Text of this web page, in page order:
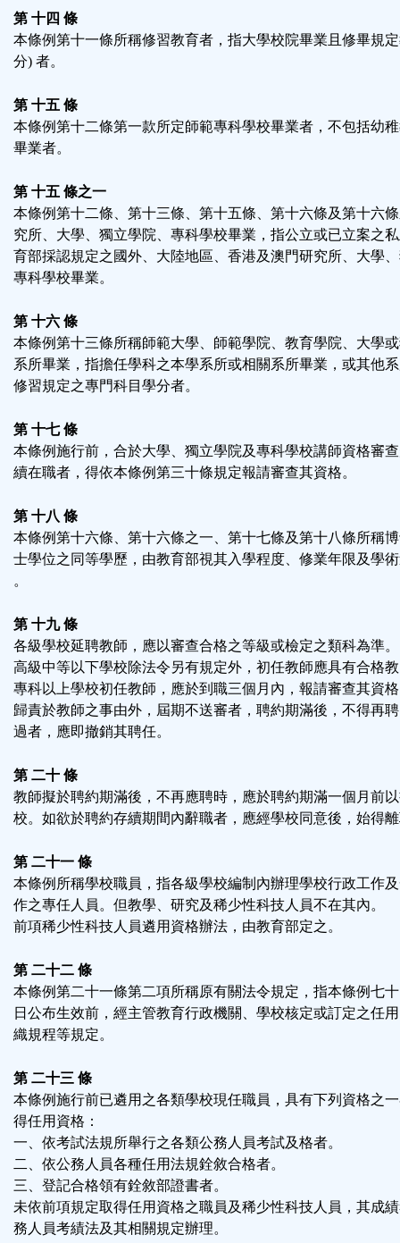
第 十四 條
本條例第十一條所稱修習教育者，指大學校院畢業且修畢規
分) 者。
第 十五 條
本條例第十二條第一款所定師範專科學校畢業者，不包括幼
畢業者。
第 十五 條之一
本條例第十二條、第十三條、第十五條、第十六條及第十六
究所、大學、獨立學院、專科學校畢業，指公立或已立案之
育部採認規定之國外、大陸地區、香港及澳門研究所、大學
專科學校畢業。
第 十六 條
本條例第十三條所稱師範大學、師範學院、教育學院、大學
系所畢業，指擔任學科之本學系所或相關系所畢業，或其他
修習規定之專門科目學分者。
第 十七 條
本條例施行前，合於大學、獨立學院及專科學校講師資格審
續在職者，得依本條例第三十條規定報請審查其資格。
第 十八 條
本條例第十六條、第十六條之一、第十七條及第十八條所稱
士學位之同等學歷，由教育部視其入學程度、修業年限及學
。
第 十九 條
各級學校延聘教師，應以審查合格之等級或檢定之類科為準。
高級中等以下學校除法令另有規定外，初任教師應具有合格
專科以上學校初任教師，應於到職三個月內，報請審查其資
歸責於教師之事由外，屆期不送審者，聘約期滿後，不得再
過者，應即撤銷其聘任。
第 二十 條
教師擬於聘約期滿後，不再應聘時，應於聘約期滿一個月前
校。如欲於聘約存續期間內辭職者，應經學校同意後，始得
第 二十一 條
本條例所稱學校職員，指各級學校編制內辦理學校行政工作
作之專任人員。但教學、研究及稀少性科技人員不在其內。
前項稀少性科技人員遴用資格辦法，由教育部定之。
第 二十二 條
本條例第二十一條第二項所稱原有關法令規定，指本條例七
日公布生效前，經主管教育行政機關、學校核定或訂定之任
織規程等規定。
第 二十三 條
本條例施行前已遴用之各類學校現任職員，具有下列資格之
得任用資格：
一、依考試法規所舉行之各類公務人員考試及格者。
二、依公務人員各種任用法規銓敘合格者。
三、登記合格領有銓敘部證書者。
未依前項規定取得任用資格之職員及稀少性科技人員，其成
務人員考績法及其相關規定辦理。